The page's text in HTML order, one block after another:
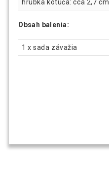
hrúbka kotúča: cca 2,7 cm
Obsah balenia:
1 x sada závažia